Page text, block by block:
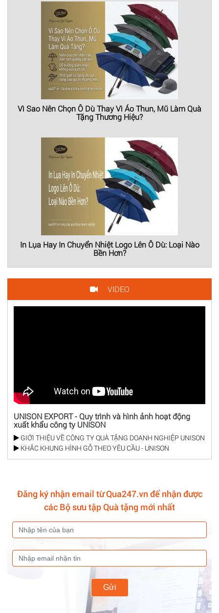
Vì Sao Nên Chọn Ô Dù Thay Vì Áo Thun, Mũ Làm Quà
Tặng Thương Hiệu?
In Lụa Hay In Chuyển Nhiệt Logo Lên Ô Dù: Loại Nào
Bền Hơn?
VIDEO
UNISON EXPORT - Quy trình và hình ảnh hoạt động
xuất khẩu công ty UNISON
GIỚI THIỆU VỀ CÔNG TY QUÀ TẶNG DOANH NGHIỆP UNISON
KHẮC KHUNG HÌNH GỖ THEO YÊU CẦU - UNISON
Đăng ký nhận email từ Qua247.vn để nhận được
các Bộ sưu tập Quà tặng mới nhất
Gửi